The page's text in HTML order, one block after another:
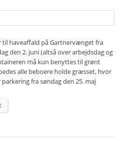
til haveaffald på Gartnervænget fra
den 2. juni (altså over arbejdsdag og
må kun benyttes til grønt
alle beboere holde græsset, hvor
fra søndag den 25. maj